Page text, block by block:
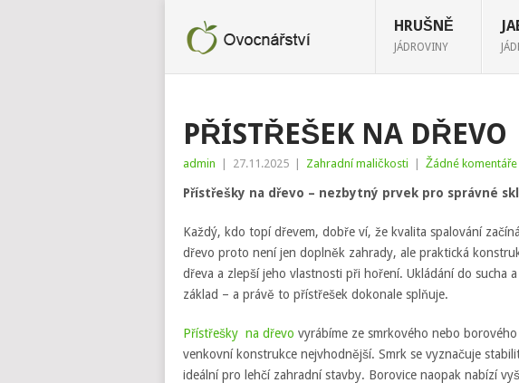
HRUŠNĚ
JÁDROVINY
PŘÍSTŘEŠEK NA DŘEVO
admin 27.11.2025 Zahradní maličkosti Žádné komentáře
Přístřešky na dřevo – nezbytný prvek pro správné
Každý, kdo topí dřevem, dobře ví, že kvalita spalování
dřevo proto není jen doplněk zahrady, ale praktická
dřeva a zlepší jeho vlastnosti při hoření. Ukládání do sucha
základ – a právě to přístřešek dokonale splňuje.
Přístřešky na dřevo vyrábíme ze smrkového nebo
venkovní konstrukce nejvhodnější. Smrk se vyznačuje
ideální pro lehčí zahradní stavby. Borovice naopak nabízí